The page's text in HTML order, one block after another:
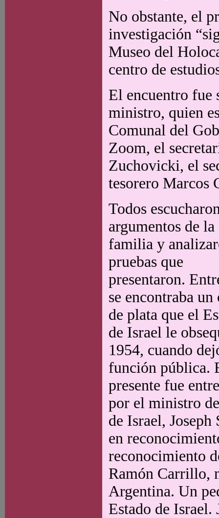
No obstante, el
investigación
Museo del
centro de
El encuentro
ministro, quien
Comunal del
Zoom, el
Zuchovicki, el
tesorero Marcos
Todos
argumentos de la
familia y
pruebas que
presentaron.
se encontraba un
de plata que el
de Israel le
1954, cuando
función pública.
presente fue
por el ministro
de Israel, Joseph
en
reconocimiento
Ramón Carrillo,
Argentina. Un
Estado de Israel.